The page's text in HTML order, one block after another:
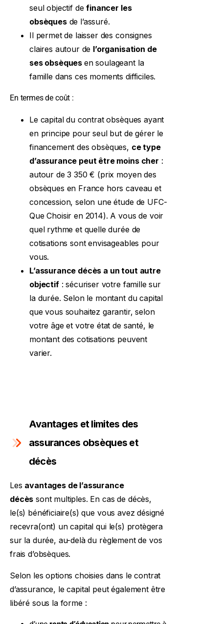
seul objectif definancer les
obsèquesde l’assuré.
Il permet de laisser des consignes
claires autour de l’organisation de
ses obsèques en soulageant la
famille dans ces moments difficiles.
En termes de coût :
Le capital du contrat obsèques ayant
en principe pour seul but de gérer le
financement des obsèques, ce type
d’assurance peut être moins cher :
autour de 3 350 € (prix moyen des
obsèques en France hors caveau et
concession, selon une étude de UFC-
Que Choisir en 2014). A vous de voir
quel rythme et quelle durée de
cotisations sont envisageables pour
vous.
L’assurance décès a un tout autre
objectif: sécuriser votre famille sur
la durée. Selon le montant du capital
que vous souhaitez garantir, selon
votre âge et votre état de santé, le
montant des cotisations peuvent
varier.
Avantages et limites des
assurances obsèques et
décès
Les avantages de l’assurance
décès sont multiples. En cas de décès,
le(s) bénéficiaire(s) que vous avez désigné
recevra(ont) un capital qui le(s) protègera
sur la durée, au-delà du règlement de vos
frais d’obsèques.
Selon les options choisies dans le contrat
d’assurance, le capital peut également être
libéré sous la forme :